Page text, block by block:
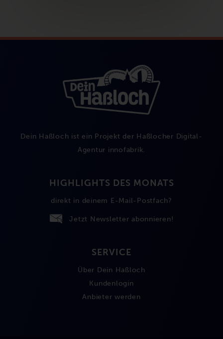
Dein Haßloch ist ein Projekt der Haßlocher Digital-
Agentur innofabrik.
HIGHLIGHTS DES MONATS
direkt in deinem E-Mail-Postfach?
Jetzt Newsletter abonnieren!
SERVICE
Über Dein Haßloch
Kundenlogin
Anbieter werden